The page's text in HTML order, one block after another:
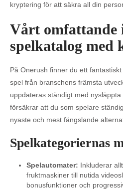
kryptering för att säkra all din
Vårt omfattande
spelkatalog med
På Onerush finner du ett
spel från branschens främsta
uppdateras ständigt med
försäkrar att du som spelare
nyaste och mest fängslande
Spelkategoriernas
Spelautomater: Inkluderar
fruktmaskiner till nutida
bonusfunktioner och